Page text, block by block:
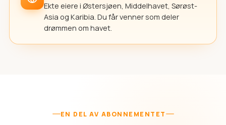
Ekte eiere i Østersjøen, Middelhavet, Sørøst-
Asia og Karibia. Du får venner som deler
drømmen om havet.
EN DEL AV ABONNEMENTET